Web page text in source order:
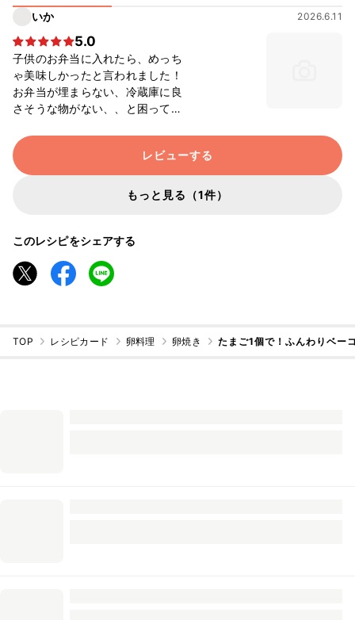
いか 2026.6.11
5.0
子供のお弁当に入れたら、めっち
ゃ美味しかったと言われました！
お弁当が埋まらない、冷蔵庫に良
さそうな物がない、、と困ってい
常備しておりそれだけで作れて、
とても簡単、美味しい、しかも卵1
個で作れる、ナイスですね 定番お
かずにさせていただきます！ あり
レビューする
もっと見る（1件）
このレシピをシェアする
TOP レシピカード 卵料理 卵焼き たまご1個で！ふんわりベー